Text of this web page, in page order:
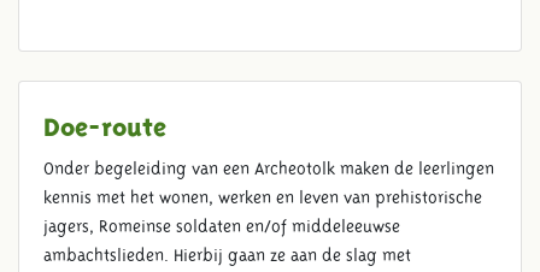
Doe-route
Onder begeleiding van een Archeotolk maken de leerlingen
kennis met het wonen, werken en leven van prehistorische
jagers, Romeinse soldaten en/of middeleeuwse
ambachtslieden. Hierbij gaan ze aan de slag met